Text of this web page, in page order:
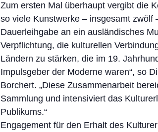
Zum ersten Mal überhaupt vergibt die
so viele Kunstwerke – insgesamt zwölf
Dauerleihgabe an ein ausländisches
Verpflichtung, die kulturellen
Ländern zu stärken, die im 19.
Impulsgeber der Moderne waren“, so
Borchert. „Diese Zusammenarbeit
Sammlung und intensiviert das
Publikums.“
Engagement für den Erhalt des